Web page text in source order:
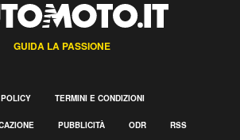
GUIDA LA PASSIONE
TERMINI E CONDIZIONI
PUBBLICITÀ ODR RSS